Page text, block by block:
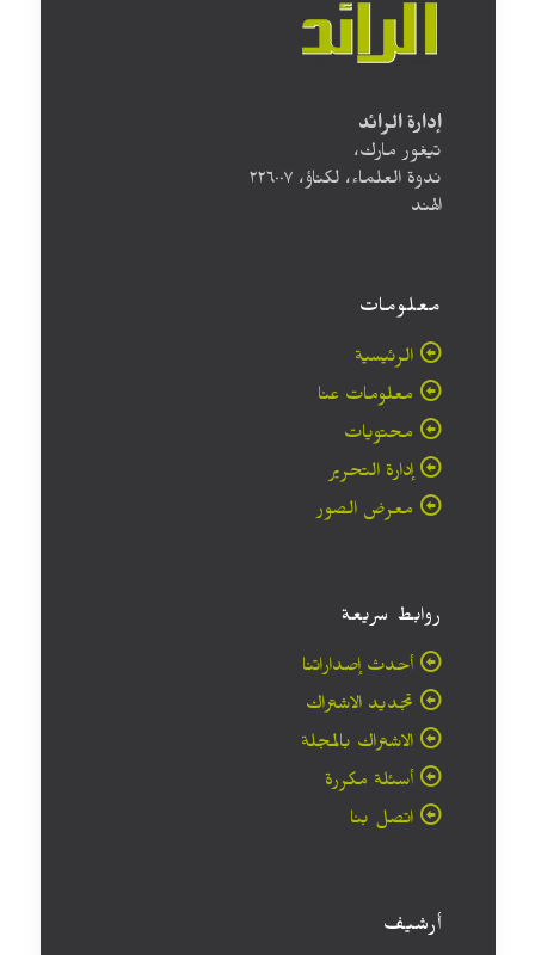
إدارة الرائد
تيغور مارك،
ندوة العلماء، لكناؤ، ۲۲٦۰۰۷
الهند
معلومات
الرئيسية
معلومات عنا
محتويات
إدارة التحرير
معرض الصور
روابط سريعة
أحدث إصداراتنا
تجديد الاشتراك
الاشتراك بالمجلة
أسئلة مكررة
اتصل بنا
أرشيف